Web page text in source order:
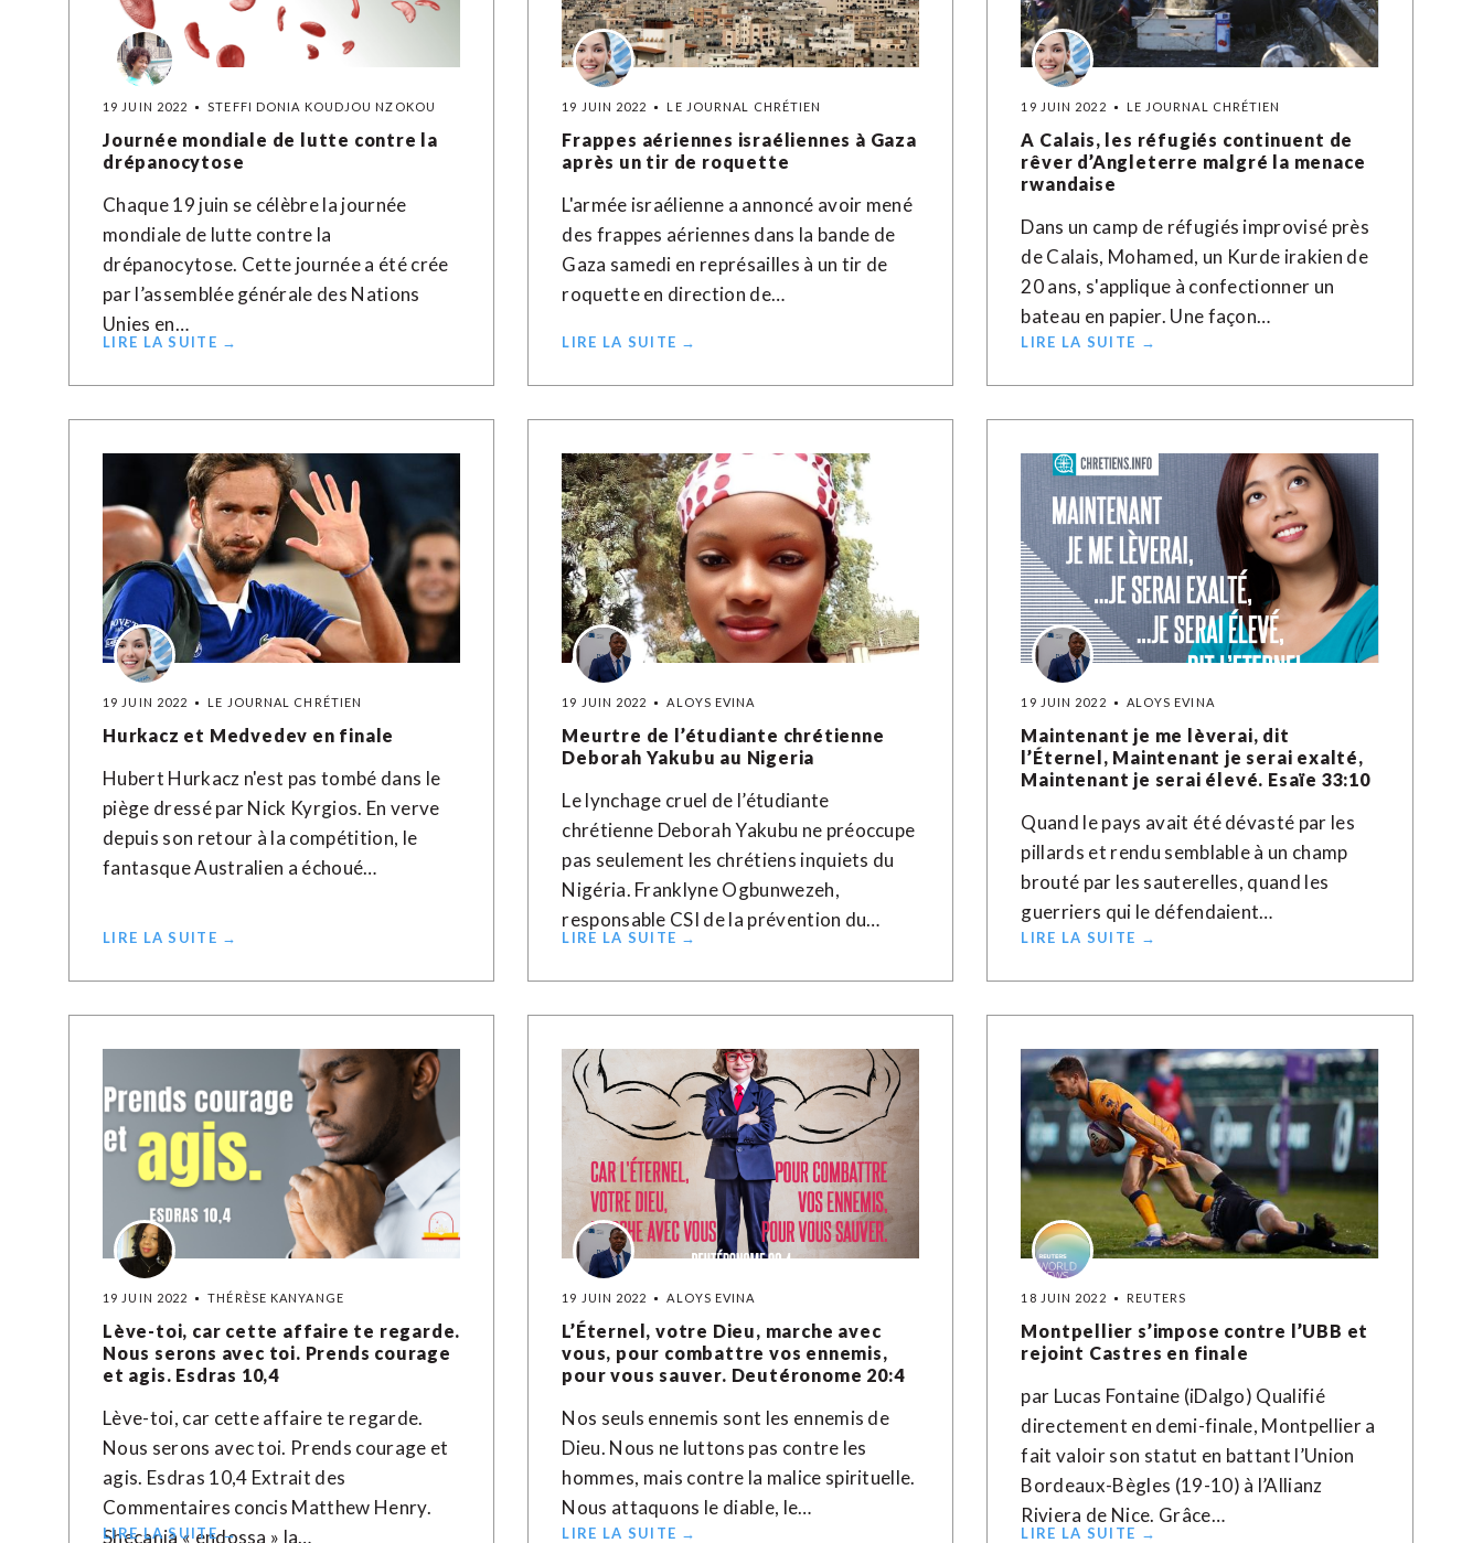
19 JUIN 2022 STEFFI DONIA KOUDJOU NZOKOU
Journée mondiale de lutte contre la
drépanocytose
Chaque 19 juin se célèbre la journée
mondiale de lutte contre la
drépanocytose. Cette journée a été crée
par l’assemblée générale des Nations
Unies en…
LIRE LA SUITE →
19 JUIN 2022 LE JOURNAL CHRÉTIEN
Frappes aériennes israéliennes à Gaza
après un tir de roquette
L'armée israélienne a annoncé avoir mené
des frappes aériennes dans la bande de
Gaza samedi en représailles à un tir de
roquette en direction de…
LIRE LA SUITE →
19 JUIN 2022 LE JOURNAL CHRÉTIEN
A Calais, les réfugiés continuent de
rêver d’Angleterre malgré la menace
rwandaise
Dans un camp de réfugiés improvisé près
de Calais, Mohamed, un Kurde irakien de
20 ans, s'applique à confectionner un
bateau en papier. Une façon…
LIRE LA SUITE →
19 JUIN 2022 LE JOURNAL CHRÉTIEN
Hurkacz et Medvedev en finale
Hubert Hurkacz n'est pas tombé dans le
piège dressé par Nick Kyrgios. En verve
depuis son retour à la compétition, le
fantasque Australien a échoué…
LIRE LA SUITE →
19 JUIN 2022 ALOYS EVINA
Meurtre de l’étudiante chrétienne
Deborah Yakubu au Nigeria
Le lynchage cruel de l’étudiante
chrétienne Deborah Yakubu ne préoccupe
pas seulement les chrétiens inquiets du
Nigéria. Franklyne Ogbunwezeh,
responsable CSI de la prévention du…
LIRE LA SUITE →
19 JUIN 2022 ALOYS EVINA
Maintenant je me lèverai, dit
l’Éternel, Maintenant je serai exalté,
Maintenant je serai élevé. Esaïe 33:10
Quand le pays avait été dévasté par les
pillards et rendu semblable à un champ
brouté par les sauterelles, quand les
guerriers qui le défendaient…
LIRE LA SUITE →
19 JUIN 2022 THÉRÈSE KANYANGE
Lève-toi, car cette affaire te regarde.
Nous serons avec toi. Prends courage
et agis. Esdras 10,4
Lève-toi, car cette affaire te regarde.
Nous serons avec toi. Prends courage et
agis. Esdras 10,4 Extrait des
Commentaires concis Matthew Henry.
Shecania « endossa » la…
LIRE LA SUITE →
19 JUIN 2022 ALOYS EVINA
L’Éternel, votre Dieu, marche avec
vous, pour combattre vos ennemis,
pour vous sauver. Deutéronome 20:4
Nos seuls ennemis sont les ennemis de
Dieu. Nous ne luttons pas contre les
hommes, mais contre la malice spirituelle.
Nous attaquons le diable, le…
LIRE LA SUITE →
18 JUIN 2022 REUTERS
Montpellier s’impose contre l’UBB et
rejoint Castres en finale
par Lucas Fontaine (iDalgo) Qualifié
directement en demi-finale, Montpellier a
fait valoir son statut en battant l’Union
Bordeaux-Bègles (19-10) à l’Allianz
Riviera de Nice. Grâce…
LIRE LA SUITE →